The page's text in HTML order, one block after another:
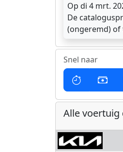
Op di 4 mrt.
De
(ongeremd) of
Snel naar
Alle voertuig